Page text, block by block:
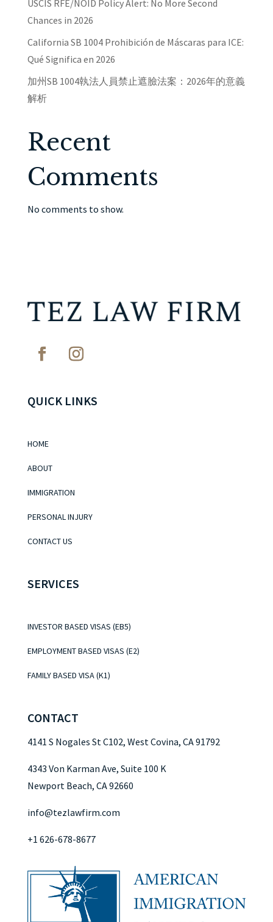
USCIS RFE/NOID Policy Alert: No More Second
Chances in 2026
California SB 1004 Prohibición de Máscaras para ICE:
Qué Significa en 2026
加州SB 1004執法人員禁止遮臉法案：2026年的意義
解析
Recent
Comments
No comments to show.
QUICK LINKS
HOME
ABOUT
IMMIGRATION
PERSONAL INJURY
CONTACT US
SERVICES
INVESTOR BASED VISAS (EB5)
EMPLOYMENT BASED VISAS (E2)
FAMILY BASED VISA (K1)
CONTACT
4141 S Nogales St C102, West Covina, CA 91792
4343 Von Karman Ave, Suite 100 K
Newport Beach, CA 92660
info@tezlawfirm.com
+1 626-678-8677